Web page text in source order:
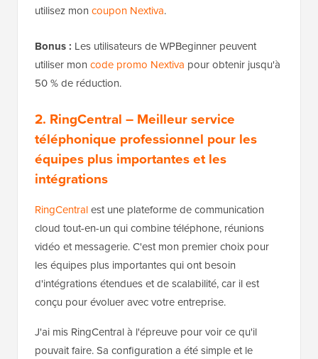
utilisez mon coupon Nextiva.
Bonus : Les utilisateurs de WPBeginner peuvent
utiliser mon code promo Nextiva pour obtenir jusqu'à
50 % de réduction.
2. RingCentral – Meilleur service
téléphonique professionnel pour les
équipes plus importantes et les
intégrations
RingCentralest une plateforme de communication
cloud tout-en-un qui combine téléphone, réunions
vidéo et messagerie. C'est mon premier choix pour
les équipes plus importantes qui ont besoin
d'intégrations étendues et de scalabilité, car il est
conçu pour évoluer avec votre entreprise.
J'ai mis RingCentral à l'épreuve pour voir ce qu'il
pouvait faire. Sa configuration a été simple et le